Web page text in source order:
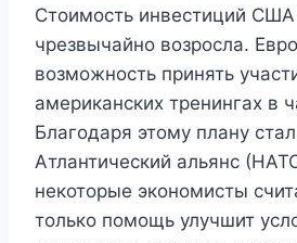
Стоимость инвестиций США
чрезвычайно возросла.
возможность принять
американских тренингах в
Благодаря этому плану
Атлантический альянс
некоторые экономисты
только помощь улучшит